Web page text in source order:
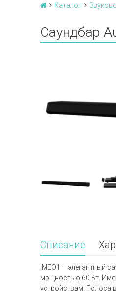
Каталог
Саундбар
Описание
IMEO1 – элегантный
мощностью 60 Вт.
устройствам. Полоса